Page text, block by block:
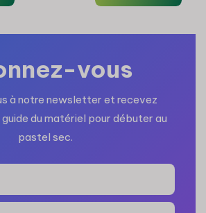
vous
à notre newsletter et recevez
du matériel pour débuter au
pastel sec.